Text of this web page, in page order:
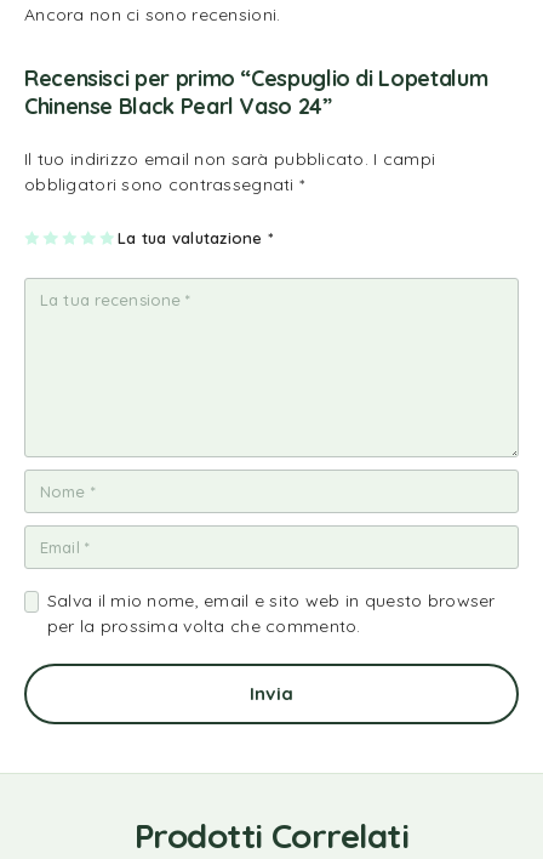
Ancora non ci sono recensioni.
Recensisci per primo “Cespuglio di Lopetalum
Chinense Black Pearl Vaso 24”
Il tuo indirizzo email non sarà pubblicato. I campi
obbligatori sono contrassegnati *
La tua valutazione *
1
a
2
e
su
5
3
e
su
5
4
e
su
5
5
e
su
5
Salva il mio nome, email e sito web in questo browser
per la prossima volta che commento.
Prodotti Correlati